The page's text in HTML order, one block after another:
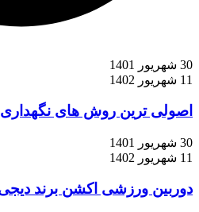
30 شهریور 1401
11 شهریور 1402
اصولی ترین روش های
30 شهریور 1401
11 شهریور 1402
دوربین ورزشی اکشن برند